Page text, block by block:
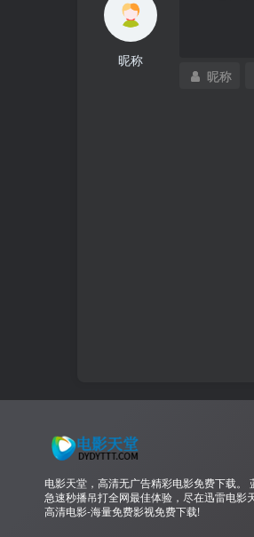
昵称
昵称
电影天堂，高清无广告精彩电影免费下载。
急速秒播吊打全网最佳体验，尽在迅雷电影
高清电影-海量免费影视免费下载!